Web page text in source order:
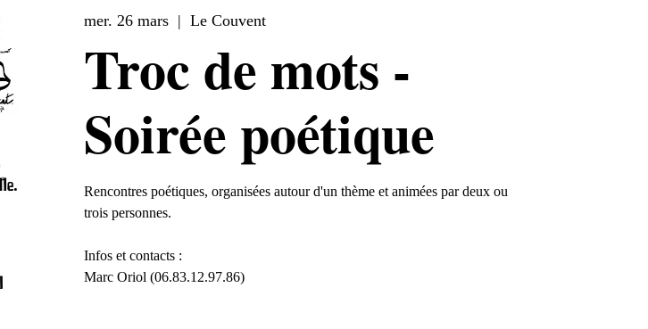
mer. 26 mars
  |
Le Couvent
Troc de mots -
Soirée poétique
Rencontres poétiques, organisées autour d'un thème et animées par deux ou
trois personnes.
​Infos et contacts :
Marc Oriol (06.83.12.97.86)